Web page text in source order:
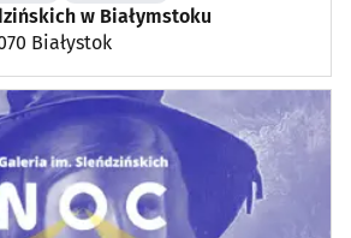
w Białymstoku
Białystok